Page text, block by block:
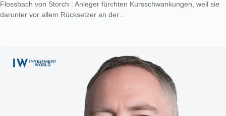
Flossbach von Storch : Anleger fürchten Kursschwankungen, weil sie
darunter vor allem Rücksetzer an der…